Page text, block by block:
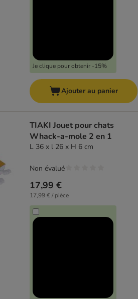
Je clique pour obtenir -15%
Ajouter au panier
TIAKI Jouet pour chats
Whack-a-mole 2 en 1
L 36 x l 26 x H 6 cm
17,99 €
17,99 € / pièce
Non évalué